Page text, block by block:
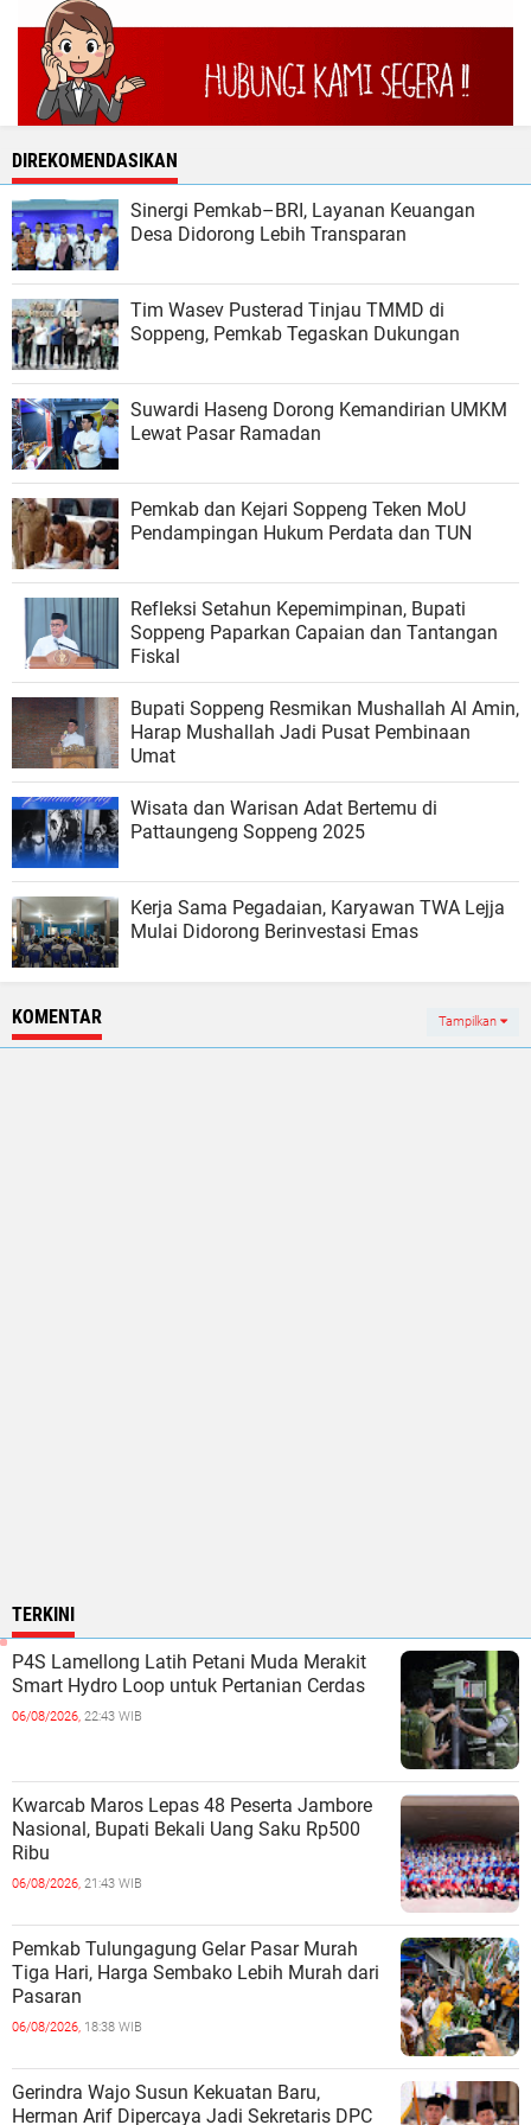
DIREKOMENDASIKAN
Sinergi Pemkab–BRI, Layanan Keuangan
Desa Didorong Lebih Transparan
Tim Wasev Pusterad Tinjau TMMD di
Soppeng, Pemkab Tegaskan Dukungan
Suwardi Haseng Dorong Kemandirian UMKM
Lewat Pasar Ramadan
Pemkab dan Kejari Soppeng Teken MoU
Pendampingan Hukum Perdata dan TUN
Refleksi Setahun Kepemimpinan, Bupati
Soppeng Paparkan Capaian dan Tantangan
Fiskal
Bupati Soppeng Resmikan Mushallah Al Amin,
Harap Mushallah Jadi Pusat Pembinaan
Umat
Wisata dan Warisan Adat Bertemu di
Pattaungeng Soppeng 2025
Kerja Sama Pegadaian, Karyawan TWA Lejja
Mulai Didorong Berinvestasi Emas
KOMENTAR Tampilkan
TERKINI
P4S Lamellong Latih Petani Muda Merakit
Smart Hydro Loop untuk Pertanian Cerdas
06/08/2026, 22:43 WIB
Kwarcab Maros Lepas 48 Peserta Jambore
Nasional, Bupati Bekali Uang Saku Rp500
Ribu
06/08/2026, 21:43 WIB
Pemkab Tulungagung Gelar Pasar Murah
Tiga Hari, Harga Sembako Lebih Murah dari
Pasaran
06/08/2026, 18:38 WIB
Gerindra Wajo Susun Kekuatan Baru,
Herman Arif Dipercaya Jadi Sekretaris DPC